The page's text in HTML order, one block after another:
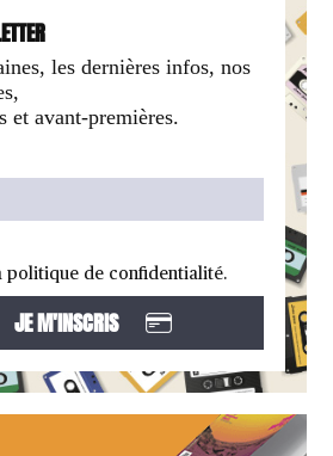
les dernières infos, nos
et avant-premières.
politique de confidentialité.